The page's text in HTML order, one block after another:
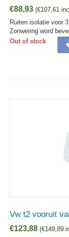
€88,93 (€107,61
Ruiten isolatie voor
Zonwering word
Out of stock
Vw t2 vooruit
€123,88 (€149,89